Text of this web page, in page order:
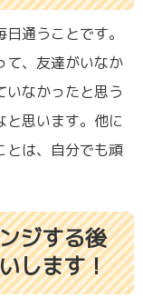
通うことです。
て、友達がいなか
いなかったと思う
と思います。他に
とは、自分でも頑
ジする後
します！